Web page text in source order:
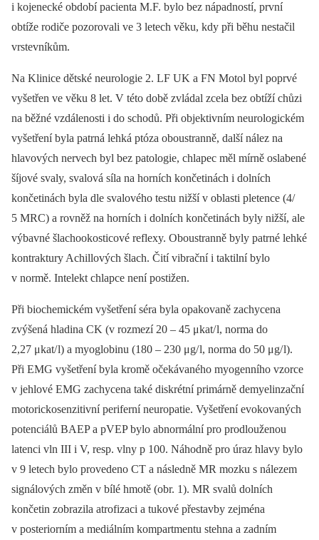
i kojenecké období pacienta M.F. bylo bez nápadností, první
obtíže rodiče pozorovali ve 3 letech věku, kdy při běhu nestačil
vrstevníkům.
Na Klinice dětské neurologie 2. LF UK a FN Motol byl poprvé
vyšetřen ve věku 8 let. V této době zvládal zcela bez obtíží chůzi
na běžné vzdálenosti i do schodů. Při objektivním neurologickém
vyšetření byla patrná lehká ptóza oboustranně, další nález na
hlavových nervech byl bez patologie, chlapec měl mírně oslabené
šíjové svaly, svalová síla na horních končetinách i dolních
končetinách byla dle svalového testu nižší v oblasti pletence (4/
5 MRC) a rovněž na horních i dolních končetinách byly nižší, ale
výbavné šlachookosticové reflexy. Oboustranně byly patrné lehké
kontraktury Achillových šlach. Čití vibrační i taktilní bylo
v normě. Intelekt chlapce není postižen.
Při biochemickém vyšetření séra byla opakovaně zachycena
zvýšená hladina CK (v rozmezí 20 –⁠ 45 μkat/ l, norma do
2,27 μkat/ l) a myoglobinu (180 –⁠ 230 μg/ l, norma do 50 μg/ l).
Při EMG vyšetření byla kromě očekávaného myogenního vzorce
v jehlové EMG zachycena také diskrétní primárně demyelinzační
motorickosenzitivní periferní neuropatie. Vyšetření evokovaných
potenciálů BAEP a pVEP bylo abnormální pro prodlouženou
latenci vln III i V, resp. vlny p 100. Náhodně pro úraz hlavy bylo
v 9 letech bylo provedeno CT a následně MR mozku s nálezem
signálových změn v bílé hmotě (obr. 1). MR svalů dolních
končetin zobrazila atrofizaci a tukové přestavby zejména
v posteriorním a mediálním kompartmentu stehna a zadním